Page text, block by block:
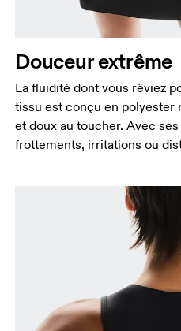
Buste
Prenez la mesure au niveau le plus large du buste,
en gardant le ruban à
là où la taille est la plus
Douceur extrême
La fluidité dont vous rêviez
tissu est conçu en polyester
et doux au toucher. Avec
frottements, irritations ou